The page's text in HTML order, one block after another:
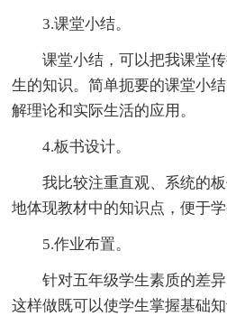
3.课堂小结。
课堂小结，可以把我课堂传
生的知识。简单扼要的课堂小
解理论和实际生活的应用。
4.板书设计。
我比较注重直观、系统的板
地体现教材中的知识点，便于学
5.作业布置。
针对五年级学生素质的差异
这样做既可以使学生掌握基础